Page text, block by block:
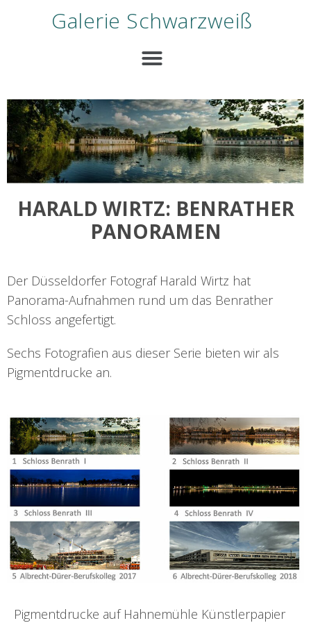
Galerie Schwarzweiß
HARALD WIRTZ: BENRATHER
PANORAMEN
Der Düsseldorfer Fotograf Harald Wirtz hat
Panorama-Aufnahmen rund um das Benrather
Schloss angefertigt.
Sechs Fotografien aus dieser Serie bieten wir als
Pigmentdrucke an.
Pigmentdrucke auf Hahnemühle Künstlerpapier